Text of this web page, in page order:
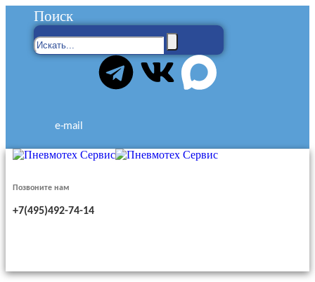
Поиск
e-mail
Позвоните нам
+7(495)492-74-14